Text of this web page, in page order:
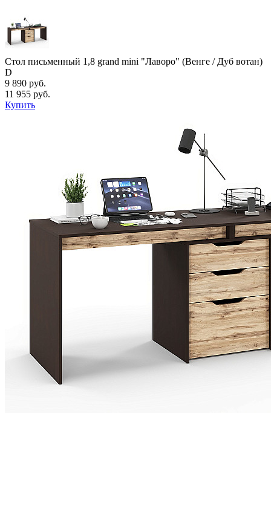
Стол письменный 1,8 grand mini "Лаворо" (Венге / Дуб вотан)
D
9 890 руб.
11 955 руб.
Купить